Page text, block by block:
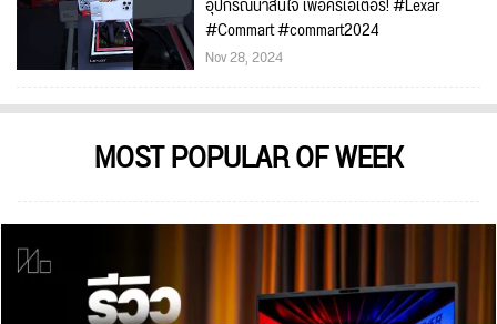
#Commart #commart2024
Nov 28, 2024
MOST POPULAR OF WEEK